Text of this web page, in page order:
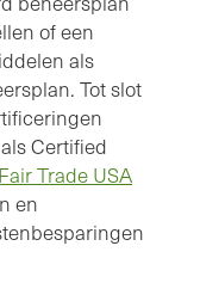
of een
als
Tot slot
Certified
Fair Trade USA
en